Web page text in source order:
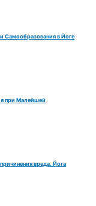
Самообразования в Йоге
при Малейшей
вреда. Йога